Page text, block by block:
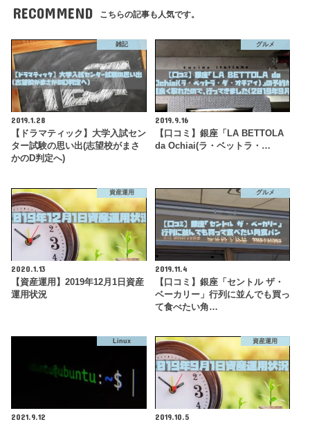
RECOMMEND こちらの記事も人気です。
雑記
2019.1.28
【ドラマティック】大学入試セン
ター試験の思い出(志望校がまさ
かのD判定へ)
グルメ
2019.9.16
【口コミ】銀座「LA BETTOLA
da Ochiai(ラ・ベットラ・…
資産運用
2020.1.13
【資産運用】2019年12月1日資産
運用状況
グルメ
2019.11.4
【口コミ】銀座「セントル ザ・
ベーカリー」行列に並んでも買っ
て食べたい角…
Linux
2021.9.12
資産運用
2019.10.5